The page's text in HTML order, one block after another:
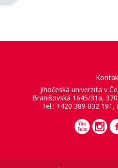
Jihočeská univerzita v
Branišovská 1645/31a,
Tel.: +420 389 032 191,